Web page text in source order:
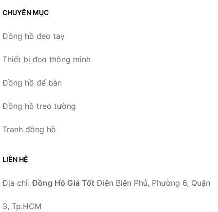
CHUYÊN MỤC
Đồng hồ đeo tay
Thiết bị đeo thông minh
Đồng hồ để bàn
Đồng hồ treo tường
Tranh đồng hồ
LIÊN HỆ
Địa chỉ:Đồng Hồ Giá Tốt Điện Biên Phủ, Phường 6, Quận
3, Tp.HCM